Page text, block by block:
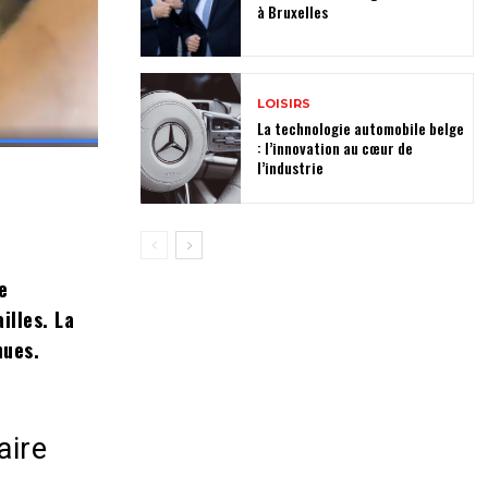
La
à Bruxelles
LOISIRS
La technologie automobile belge
: l’innovation au cœur de
l’industrie